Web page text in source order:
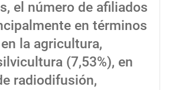
el número de afiliados
en términos
la agricultura,
(7,53%), en
radiodifusión,